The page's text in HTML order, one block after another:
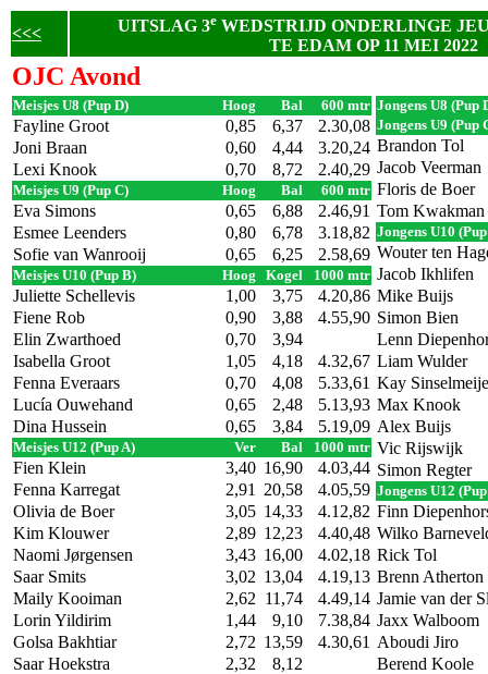
<<< UITSLAG 3eWEDSTRIJD ONDERLINGE
TE EDAM OP 11 MEI 2022
OJC Avond
Meisjes U8 (Pup D) Hoog Bal 600 mtr
Fayline Groot 0,85 6,37
2.30,08
Joni Braan
0,60 4,44
3.20,24
Lexi Knook
0,70 8,72 2.40,29
Meisjes U9 (Pup C) Hoog Bal 600 mtr
Eva Simons 0,65 6,88
2.46,91
Esmee Leenders
0,80 6,78
3.18,82
Sofie van Wanrooij
0,65 6,25 2.58,69
Meisjes U10 (Pup B) Hoog Kogel 1000 mtr
Juliette Schellevis 1,00 3,75
4.20,86
Fiene Rob
0,90 3,88
4.55,90
Elin Zwarthoed
0,70
3,94
Isabella Groot
1,05 4,18
4.32,67
Fenna Everaars
0,70 4,08
5.33,61
Lucía Ouwehand
0,65 2,48
5.13,93
Dina Hussein
0,65 3,84 5.19,09
Meisjes U12 (Pup A) Ver Bal 1000 mtr
Fien Klein 3,40 16,90
4.03,44
Fenna Karregat
2,91 20,58
4.05,59
Olivia de Boer
3,05 14,33
4.12,82
Kim Klouwer
2,89 12,23
4.40,48
Naomi Jørgensen
3,43 16,00
4.02,18
Saar Smits
3,02 13,04
4.19,13
Maily Kooiman
2,62 11,74
4.49,14
Lorin Yildirim
1,44 9,10
7.38,84
Golsa Bakhtiar
2,72 13,59
4.30,61
Saar Hoekstra
2,32
8,12
Jongens U8 (Pup
Jongens U9 (Pup
Brandon Tol
Jacob Veerman
Floris de Boer
Tom Kwakman
Jongens U10
Wouter ten
Jacob Ikhlifen
Mike Buijs
Simon Bien
Lenn
Liam Wulder
Kay
Max Knook
Alex Buijs
Vic Rijswijk
Simon Regter
Jongens U12
Finn
Wilko
Rick Tol
Brenn Atherton
Jamie van der
Jaxx Walboom
Aboudi Jiro
Berend Koole